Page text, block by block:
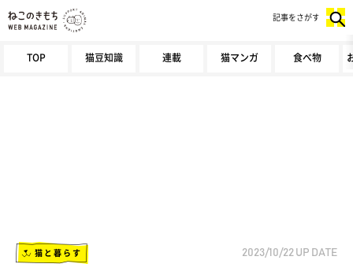
TOP 猫豆知識 連載 猫マンガ 食べ物
記事をさがす
猫と暮らす 2023/10/22 UP DATE